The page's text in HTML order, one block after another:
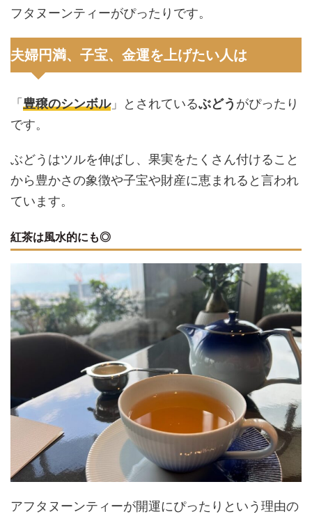
フタヌーンティーがぴったりです。
夫婦円満、子宝、金運を上げたい人は
「 豊穣のシンボル」とされているぶどう がぴったり
です。
ぶどうはツルを伸ばし、果実をたくさん付けること
から豊かさの象徴や子宝や財産に恵まれると言われ
ています。
紅茶は風水的にも◎
アフタヌーンティーが開運にぴったりという理由の